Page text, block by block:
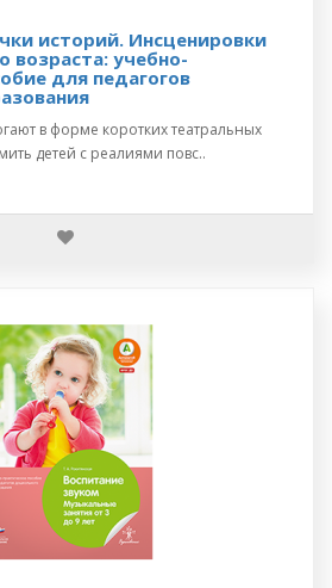
историй. Инсценировки
возраста: учебно-
для педагогов
в форме коротких театральных
детей с реалиями повс..